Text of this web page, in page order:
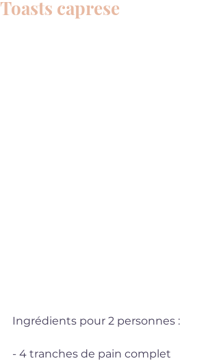
Toasts caprese
Ingrédients pour 2 personnes :
- 4 tranches de pain complet